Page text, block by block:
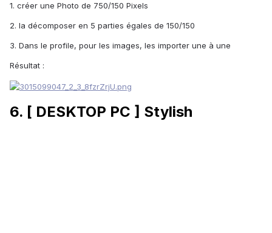
1. créer une Photo de 750/150 Pixels
2. la décomposer en 5 parties égales de 150/150
3. Dans le profile, pour les images, les importer une à une
Résultat :
6. [ DESKTOP PC ] Stylish